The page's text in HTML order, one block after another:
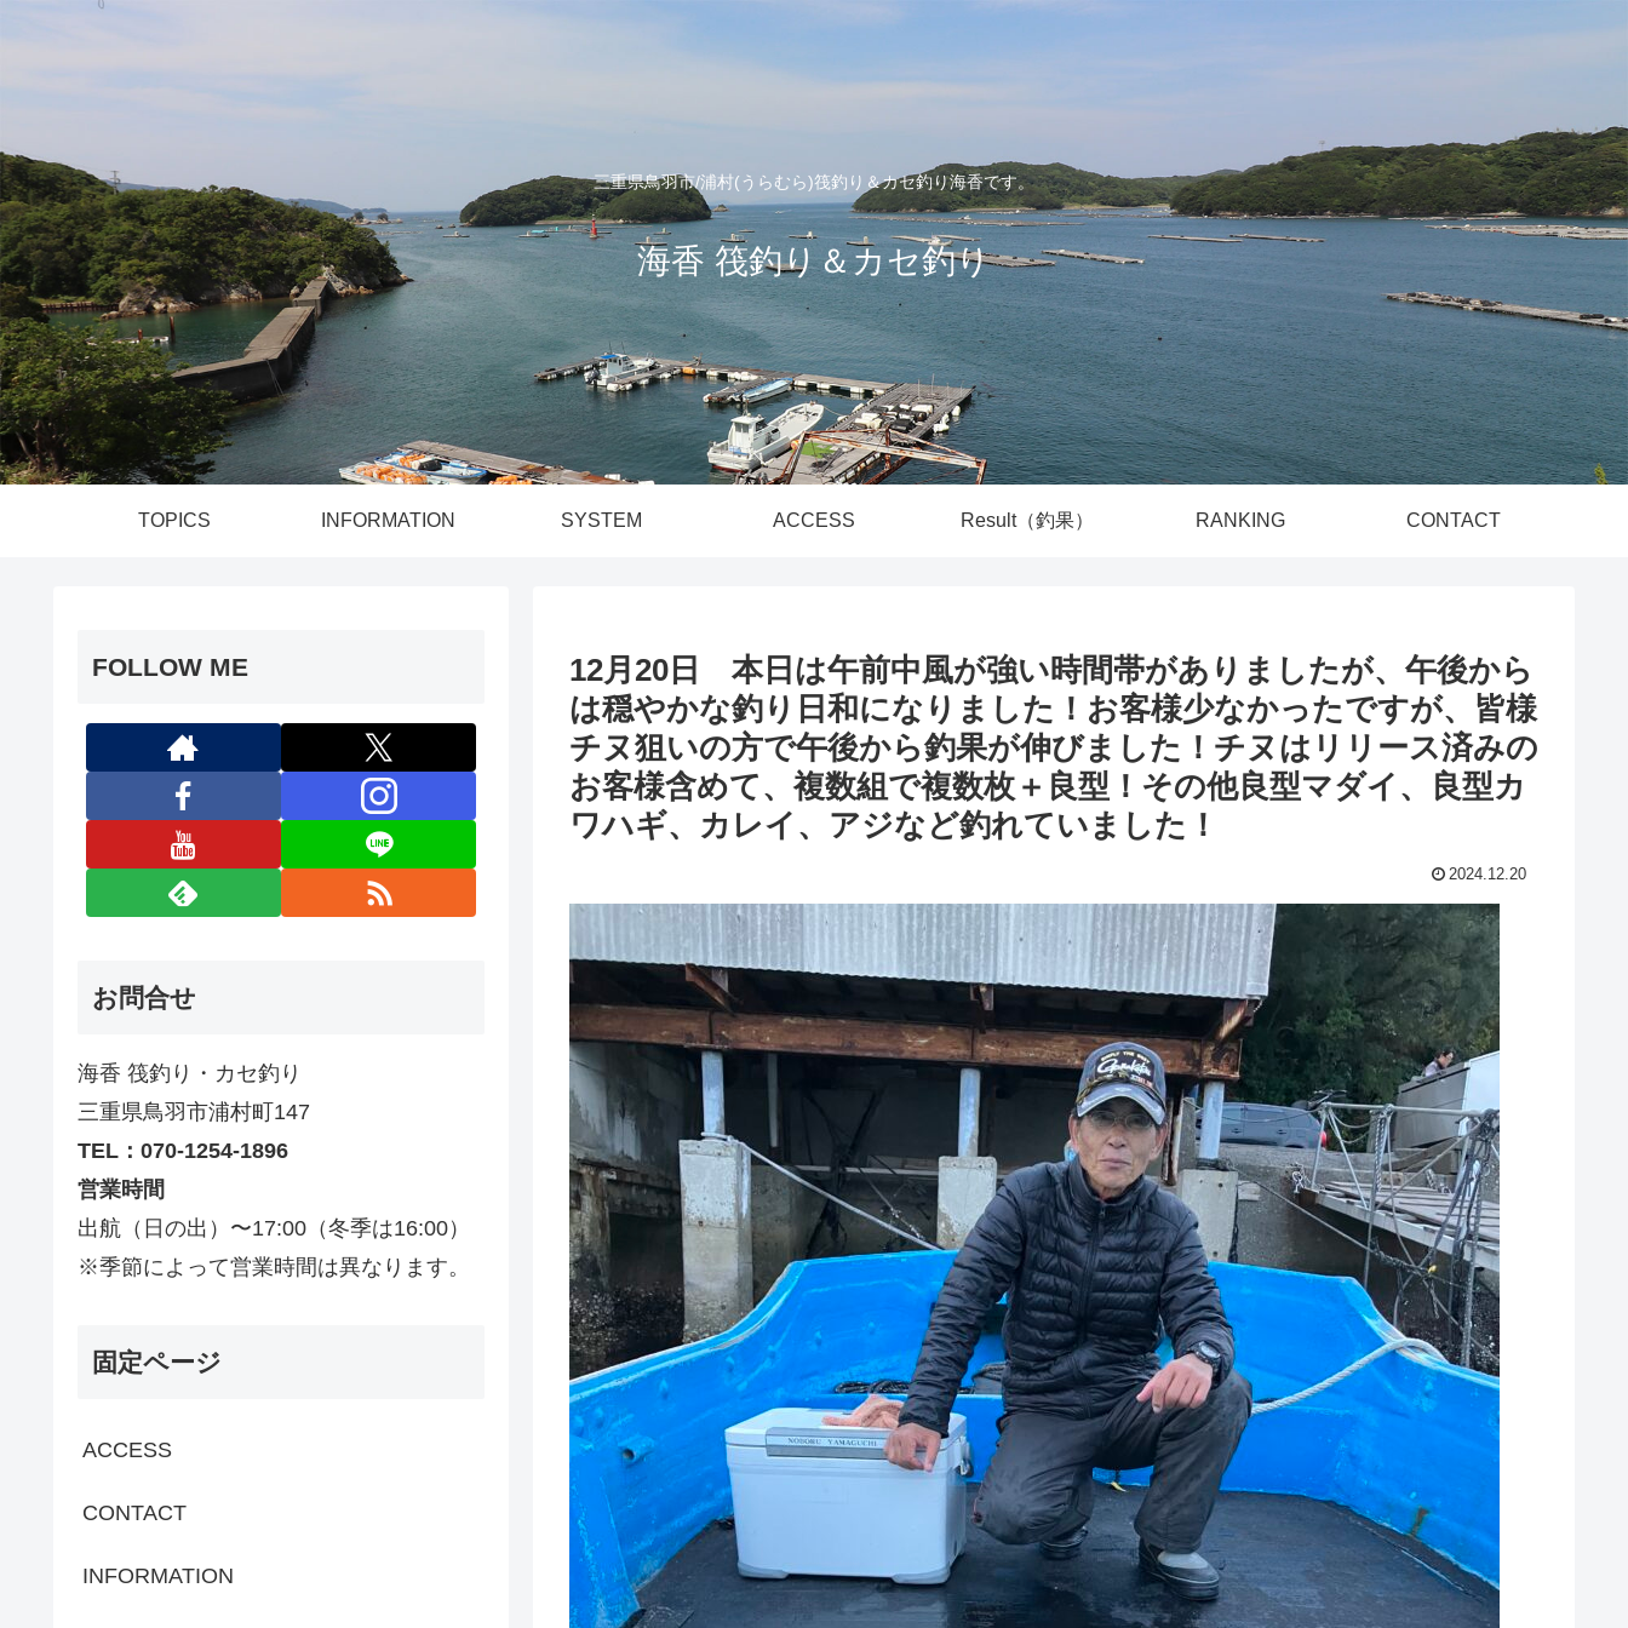
三重県鳥羽市/浦村(うらむら)筏釣り＆カセ釣り海香です。
海香 筏釣り＆カセ釣り
TOPICS INFORMATION SYSTEM ACCESS Result（釣果） RANKING CONTACT
12月20日 本日は午前中風が強い時間帯がありましたが、午後から
は穏やかな釣り日和になりました！お客様少なかったですが、皆様
チヌ狙いの方で午後から釣果が伸びました！チヌはリリース済みの
お客様含めて、複数組で複数枚＋良型！その他良型マダイ、良型カ
ワハギ、カレイ、アジなど釣れていました！
2024.12.20
FOLLOW ME
お問合せ
海香 筏釣り・カセ釣り
三重県鳥羽市浦村町147
TEL：070-1254-1896
営業時間
出航（日の出）〜17:00（冬季は16:00）
※季節によって営業時間は異なります。
固定ページ
ACCESS
CONTACT
INFORMATION